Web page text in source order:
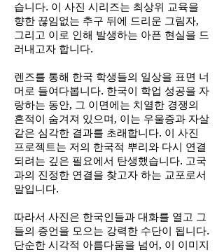
습니다. 이 사진 시리즈는 최상위 교육을
향한 끊임없는 추구 뒤에 드리운 그림자,
그리고 이로 인해 발생하는 아픈 현실을 드
러내고자 합니다.
렌즈를 통해 한국 학생들의 일상을 표면 너
머로 들여다봅니다. 한국이 학업 성공을 자
랑하는 동안, 그 이면에는 치열한 경쟁의
흔적이 숨겨져 있으며, 이는 우울증과 자살
같은 심각한 결과를 초래합니다. 이 사진
프로젝트는 저의 한국적 뿌리와 다시 연결
되려는 깊은 필요에서 탄생했습니다. 고국
과의 진정한 연결을 찾고자 하는 교포로서
말입니다.
따라서 사진은 한국인들과 대화를 열고 그
들의 증언을 모으는 강력한 수단이 됩니다.
단순한 시각적 아름다움을 넘어, 이 이미지